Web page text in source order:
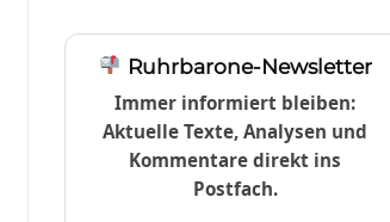
Ruhrbarone-Newsletter
Immer informiert bleiben:
Aktuelle Texte, Analysen und
Kommentare direkt ins
Postfach.